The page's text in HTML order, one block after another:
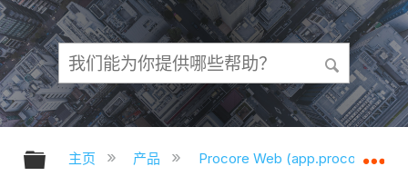
扩展/隐缩全局层次
主页 产品 Procore Web